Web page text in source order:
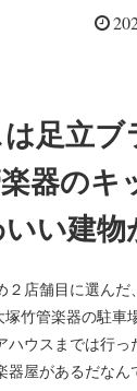
足立ブ
器のキ
い建物
２店舗目に選んだ
竹管楽器の駐車
ハウスまでは行っ
屋があるだなん